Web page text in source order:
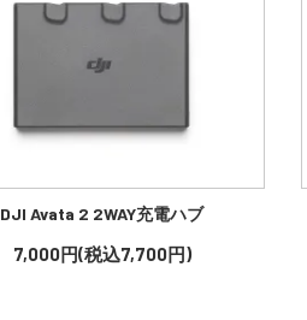
DJI Avata 2 2WAY充電ハブ
7,000円(税込7,700円)